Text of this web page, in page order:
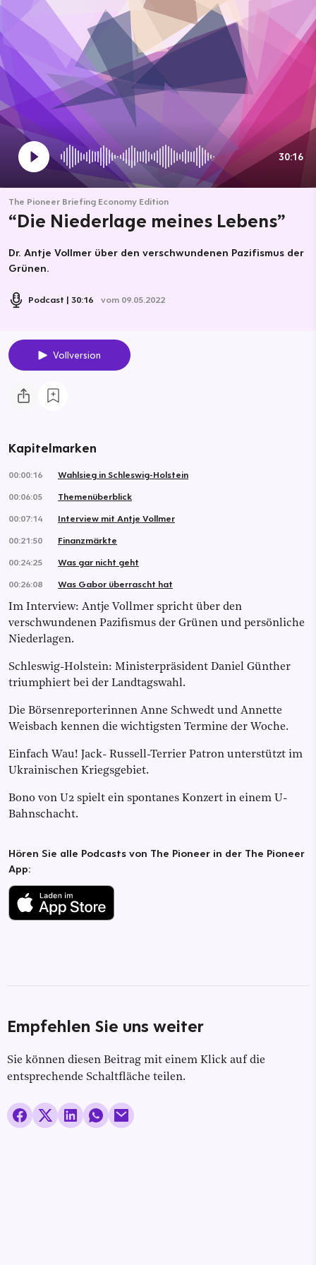
30:16
The Pioneer Briefing Economy Edition
“Die Niederlage meines Lebens”
Dr. Antje Vollmer über den verschwundenen Pazifismus der
Grünen.
Podcast 30:16 vom 09.05.2022
Vollversion
Kapitelmarken
00:00:16
Wahlsieg in Schleswig-Holstein
00:06:05
Themenüberblick
00:07:14
Interview mit Antje Vollmer
00:21:50
Finanzmärkte
00:24:25
Was gar nicht geht
00:26:08
Was Gabor überrascht hat
Im Interview: Antje Vollmer spricht über den
verschwundenen Pazifismus der Grünen und persönliche
Niederlagen.
Schleswig-Holstein: Ministerpräsident Daniel Günther
triumphiert bei der Landtagswahl.
Die Börsenreporterinnen Anne Schwedt und Annette
Weisbach kennen die wichtigsten Termine der Woche.
Einfach Wau! Jack- Russell-Terrier Patron unterstützt im
Ukrainischen Kriegsgebiet.
Bono von U2 spielt ein spontanes Konzert in einem U-
Bahnschacht.
Hören Sie alle Podcasts von The Pioneer in der The Pioneer
App:
Empfehlen Sie uns weiter
Sie können diesen Beitrag mit einem Klick auf die
entsprechende Schaltfläche teilen.